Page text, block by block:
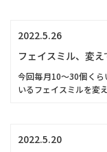
2022.5.26
フェイスミル、変
今回毎月10～30個くら
いるフェイスミルを変
2022.5.20